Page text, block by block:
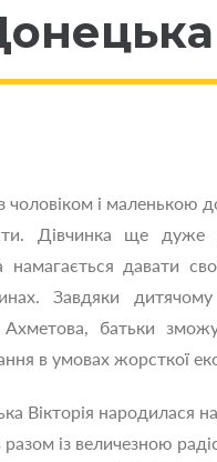
чоловіком і маленькою
Дівчинка ще
намагається давати
Завдяки
Ахметова, батьки
в умовах жорсткої
Вікторія народилася
разом із величезною